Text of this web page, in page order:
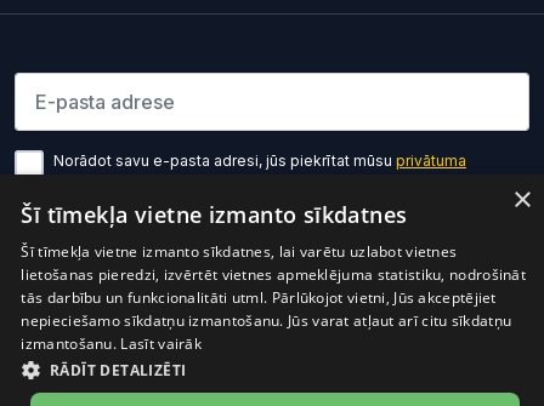
Lūdzu ievadiet e-pasta adresi
Norādot savu e-pasta adresi, jūs piekrītat mūsu privātuma
Preces cenā ir iekļauts PVN
×
Šī tīmekļa vietne izmanto sīkdatnes
Šī tīmekļa vietne izmanto sīkdatnes, lai varētu uzlabot vietnes
lietošanas pieredzi, izvērtēt vietnes apmeklējuma statistiku, nodrošināt
tās darbību un funkcionalitāti utml. Pārlūkojot vietni, Jūs akceptējiet
nepieciešamo sīkdatņu izmantošanu. Jūs varat atļaut arī citu sīkdatņu
izmantošanu. Lasīt vairāk
RĀDĪT DETALIZĒTI